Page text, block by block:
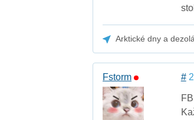
Arktické dny a
Fstorm #